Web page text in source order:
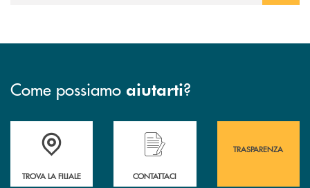
Come possiamo aiutarti?
Accedi all' elenco completo&nbsp; delle&nbsp; filiali&nbsp; di Banca
TROVA LA FILIALE
Hai bisogno di assistenza immediata?
CONTATTACI
TRASPARENZA